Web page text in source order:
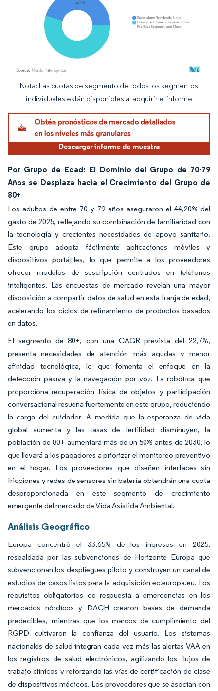
Imagen © Mordor Intelligence. El uso requiere atribución según CC BY 4.0.
Nota: Las cuotas de segmento de todos los segmentos
individuales están disponibles al adquirir el informe
Por Grupo de Edad: El Dominio del Grupo de 70-79
Años se Desplaza hacia el Crecimiento del Grupo de
80+
Los adultos de entre 70 y 79 años aseguraron el 44,20% del
gasto de 2025, reflejando su combinación de familiaridad con
la tecnología y crecientes necesidades de apoyo sanitario.
Este grupo adopta fácilmente aplicaciones móviles y
dispositivos portátiles, lo que permite a los proveedores
ofrecer modelos de suscripción centrados en teléfonos
inteligentes. Las encuestas de mercado revelan una mayor
disposición a compartir datos de salud en esta franja de edad,
acelerando los ciclos de refinamiento de productos basados
en datos.
El segmento de 80+, con una CAGR prevista del 22,7%,
presenta necesidades de atención más agudas y menor
afinidad tecnológica, lo que fomenta el enfoque en la
detección pasiva y la navegación por voz. La robótica que
proporciona recuperación física de objetos y participación
conversacional resuena fuertemente en este grupo, reduciendo
la carga del cuidador. A medida que la esperanza de vida
global aumenta y las tasas de fertilidad disminuyen, la
población de 80+ aumentará más de un 50% antes de 2030, lo
que llevará a los pagadores a priorizar el monitoreo preventivo
en el hogar. Los proveedores que diseñen interfaces sin
fricciones y redes de sensores sin batería obtendrán una cuota
desproporcionada en este segmento de crecimiento
emergente del mercado de Vida Asistida Ambiental.
Análisis Geográfico
Europa concentró el 33,65% de los ingresos en 2025,
respaldada por las subvenciones de Horizonte Europa que
subvencionan los despliegues piloto y construyen un canal de
estudios de casos listos para la adquisición ec.europa.eu. Los
requisitos obligatorios de respuesta a emergencias en los
mercados nórdicos y DACH crearon bases de demanda
predecibles, mientras que los marcos de cumplimiento del
RGPD cultivaron la confianza del usuario. Los sistemas
nacionales de salud integran cada vez más las alertas VAA en
los registros de salud electrónicos, agilizando los flujos de
trabajo clínicos y reforzando las vías de certificación de clase
de dispositivos médicos. Los proveedores que se asocian con